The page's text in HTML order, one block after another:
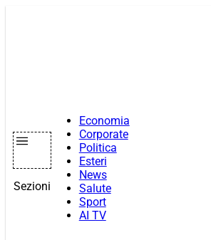
Sezioni
Economia
Corporate
Politica
Esteri
News
Salute
Sport
AI TV